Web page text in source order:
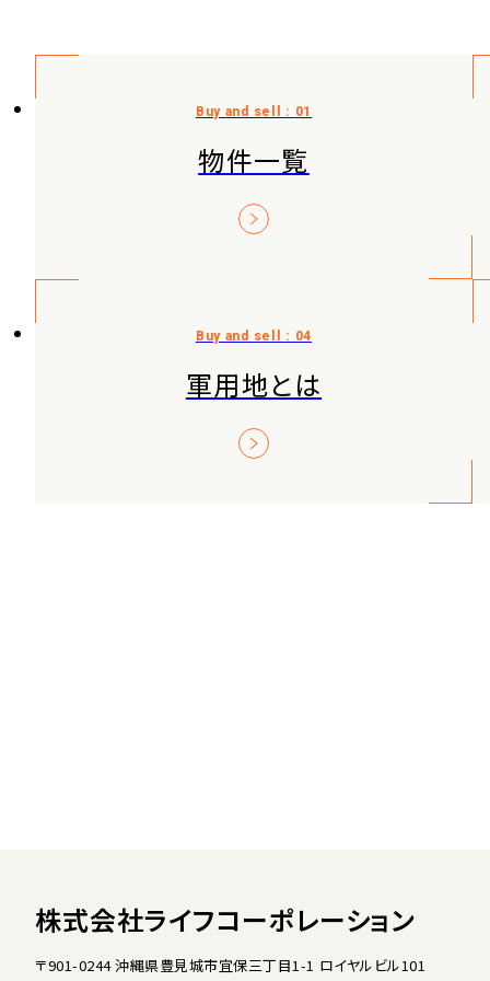
物件一覧
軍用地とは
株式会社ライフコーポレーション
〒901-0244 沖縄県豊見城市宜保三丁目1-1 ロイヤルビル101